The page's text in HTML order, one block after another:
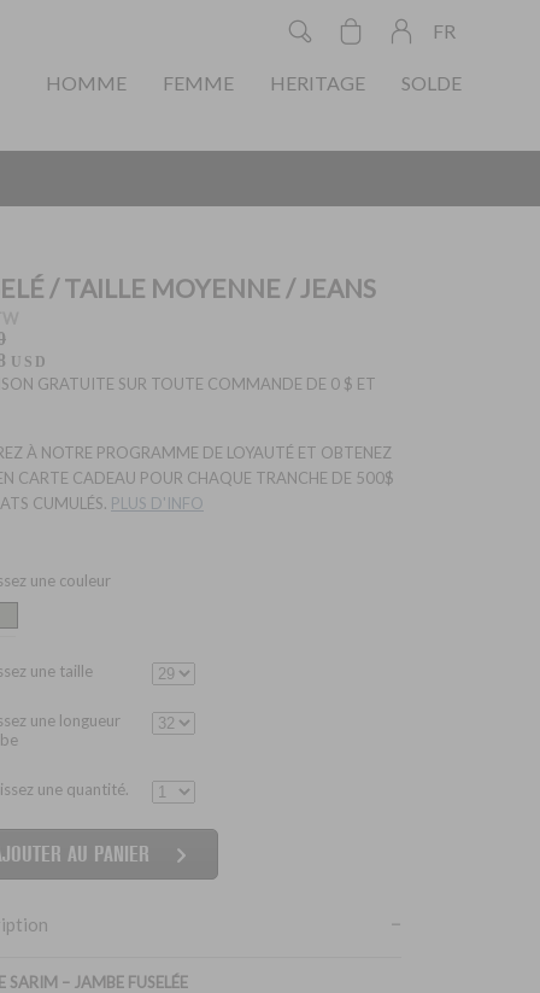
FR
SOLDE
HERITAGE
FEMME
HOMME
/ TAILLE MOYENNE / JEANS
USD
GRATUITE SUR TOUTE COMMANDE DE 0 $ ET
À NOTRE PROGRAMME DE LOYAUTÉ ET OBTENEZ
CARTE CADEAU POUR CHAQUE TRANCHE DE 500$
CUMULÉS. PLUS D'INFO
une couleur
une taille
une longueur
une quantité.
SARIM – JAMBE FUSELÉE